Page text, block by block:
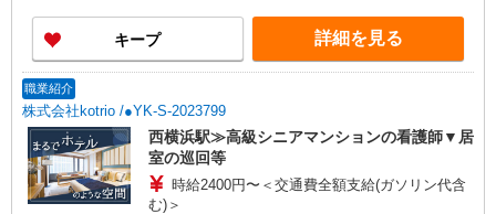
キープ 詳細を見る
職業紹介
株式会社kotrio /●YK-S-2023799
西横浜駅≫高級シニアマンションの看護師▼居
室の巡回等
時給2400円〜＜交通費全額支給(ガソリン代含
む)＞